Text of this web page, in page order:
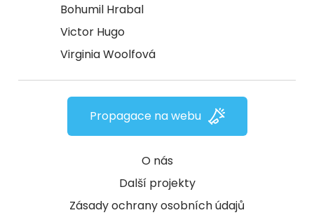
Bohumil Hrabal
Victor Hugo
Virginia Woolfová
O nás
Další projekty
Zásady ochrany osobních údajů
Propagace na webu